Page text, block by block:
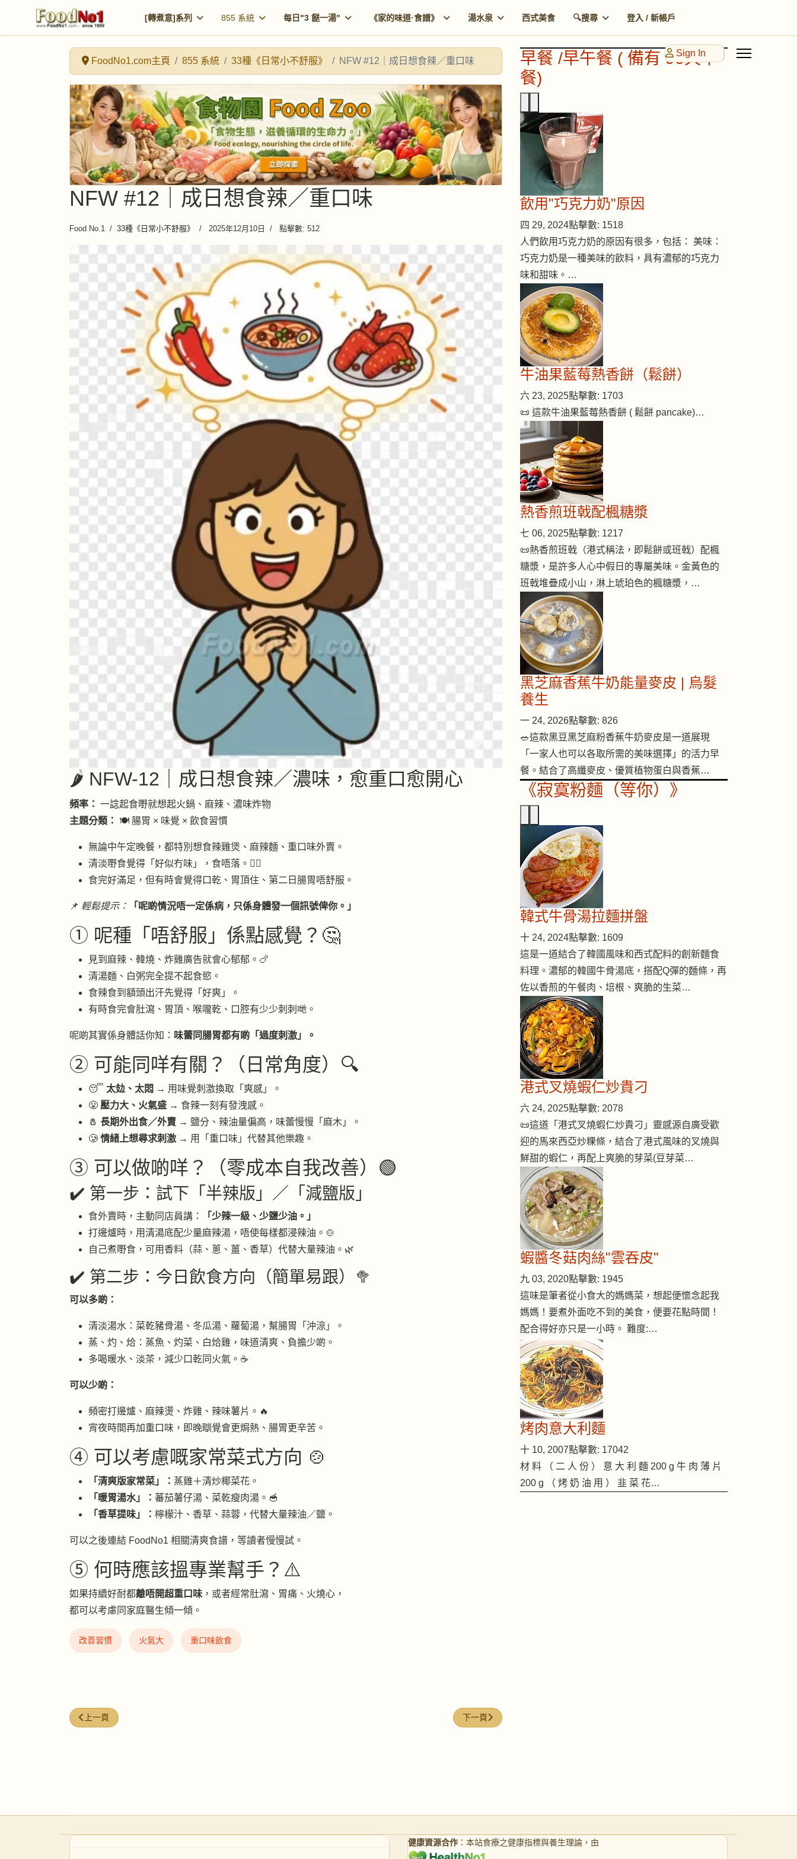
[轉煮意]系列 855 系統 每日"3 餸一湯" 《家的味道·食譜》 湯水泉 西式美食 🔍搜尋 登入 / 新帳戶
Sign In
FoodNo1.com主頁 855 系統 33種《日常小不舒服》 NFW #12｜成日想食辣／重口味
NFW #12｜成日想食辣／重口味
Food No.1 33種《日常小不舒服》 2025年12月10日 點擊數: 512
🌶 NFW-12｜成日想食辣／濃味，愈重口愈開心
頻率： 一諗起食嘢就想起火鍋、麻辣、濃味炸物
主題分類：
🍽 腸胃 × 味覺 × 飲食習慣
無論中午定晚餐，都特別想食辣雞煲、麻辣麵、重口味外賣。
清淡嘢食覺得「好似冇味」，食唔落。😮‍💨
食完好滿足，但有時會覺得口乾、胃頂住、第二日腸胃唔舒服。
📌 輕鬆提示： 「呢啲情況唔一定係病，只係身體發一個訊號俾你。」
① 呢種「唔舒服」係點感覺？🤔
見到麻辣、韓燒、炸雞廣告就會心郁郁。🍗
清湯麵、白粥完全提不起食慾。
食辣食到額頭出汗先覺得「好爽」。
有時食完會肚瀉、胃頂、喉嚨乾、口腔有少少刺刺哋。
呢啲其實係身體話你知： 味蕾同腸胃都有啲「過度刺激」。
② 可能同咩有關？（日常角度）🔍
😴 太攰、太悶 → 用味覺刺激換取「爽感」。
😤 壓力大、火氣盛 → 食辣一刻有發洩感。
🧂 長期外出食／外賣 → 鹽分、辣油量偏高，味蕾慢慢「麻木」。
🥲 情緒上想尋求刺激 → 用「重口味」代替其他樂趣。
③ 可以做啲咩？（零成本自我改善）🟢
✔️ 第一步：試下「半辣版」／「減鹽版」
食外賣時，主動同店員講：
「少辣一級、少鹽少油。」
打邊爐時，用清湯底配少量麻辣湯，唔使每樣都浸辣油。🍲
自己煮嘢食，可用香料（蒜、蔥、薑、香草）代替大量辣油。🌿
✔️ 第二步：今日飲食方向（簡單易跟）🥦
可以多啲：
清淡湯水：菜乾豬骨湯、冬瓜湯、蘿蔔湯，幫腸胃「沖涼」。
蒸、灼、烚：蒸魚、灼菜、白烚雞，味道清爽、負擔少啲。
多喝暖水、淡茶，減少口乾同火氣。☕
可以少啲：
頻密打邊爐、麻辣燙、炸雞、辣味薯片。🔥
宵夜時間再加重口味，即晚瞓覺會更焗熱、腸胃更辛苦。
④ 可以考慮嘅家常菜式方向 🍲
「清爽版家常菜」： 蒸雞＋清炒椰菜花。
「暖胃湯水」： 蕃茄薯仔湯、菜乾瘦肉湯。🥣
「香草提味」： 檸檬汁、香草、蒜蓉，代替大量辣油／鹽。
可以之後連結 FoodNo1 相關清爽食譜，等讀者慢慢試。
⑤ 何時應該搵專業幫手？⚠️
如果持續好耐都離唔開超重口味 ，或者經常肚瀉、胃痛、火燒心，
都可以考慮同家庭醫生傾一傾。
改善習慣 火氣大 重口味飲食
上一篇文章: NFW #13｜肚脹谷住、成日覺得頂胃
上一頁 下一篇文章: NFW #11｜成日想食甜嘢（甜食上癮）
下一頁
早餐 /早午餐 ( 備有 90天早
餐)
飲用"巧克力奶"原因
四 29, 2024點擊數: 1518
人們飲用巧克力奶的原因有很多，包括： 美味：
巧克力奶是一種美味的飲料，具有濃郁的巧克力
味和甜味。…
牛油果藍莓熱香餅（鬆餅）
六 23, 2025點擊數: 1703
📜 這款牛油果藍莓熱香餅 ( 鬆餅 pancake)…
熱香煎班戟配楓糖漿
七 06, 2025點擊數: 1217
📜熱香煎班戟（港式稱法，即鬆餅或班戟）配楓
糖漿，是許多人心中假日的專屬美味。金黃色的
班戟堆疊成小山，淋上琥珀色的楓糖漿，…
黑芝麻香蕉牛奶能量麥皮 | 烏髮
養生
一 24, 2026點擊數: 826
🥗這款黑豆黑芝麻粉香蕉牛奶麥皮是一道展現
「一家人也可以各取所需的美味選擇」的活力早
餐。結合了高纖麥皮、優質植物蛋白與香蕉…
《寂寞粉麵（等你）》
韓式牛骨湯拉麵拼盤
十 24, 2024點擊數: 1609
這是一道結合了韓國風味和西式配料的創新麵食
料理。濃郁的韓國牛骨湯底，搭配Q彈的麵條，再
佐以香煎的午餐肉、培根、爽脆的生菜…
港式叉燒蝦仁炒貴刁
六 24, 2025點擊數: 2078
📜這道「港式叉燒蝦仁炒貴刁」靈感源自廣受歡
迎的馬來西亞炒粿條，結合了港式風味的叉燒與
鮮甜的蝦仁，再配上爽脆的芽菜(豆芽菜…
蝦醬冬菇肉絲"雲吞皮"
九 03, 2020點擊數: 1945
這味是筆者從小食大的媽媽菜，想起便懷念起我
媽媽！要煮外面吃不到的美食，便要花點時間！
配合得好亦只是一小時。 難度:…
烤肉意大利麵
十 10, 2007點擊數: 17042
材 料 （ 二 人 份 ） 意 大 利 麵 200 g 牛 肉 薄 片
200 g （ 烤 奶 油 用 ） 韭 菜 花…
健康資源合作 ：本站食療之健康指標與養生理論，由